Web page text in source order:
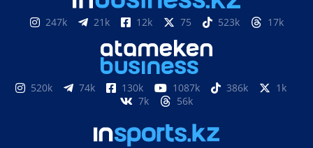
247k 21k 12k 75 523k 17k
520k 74k 130k 1087k 386k
1k
7k
56k